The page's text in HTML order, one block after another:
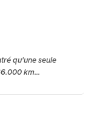
qu'une seule
km...